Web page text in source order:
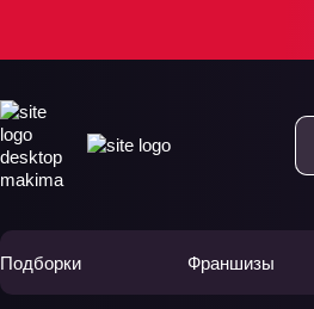
Подборки Франшизы